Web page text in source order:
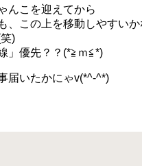
んこを迎えてから
、この上を移動しやすい
)
」優先？？(*≧ｍ≦*)
届いたかにゃv(*^-^*)